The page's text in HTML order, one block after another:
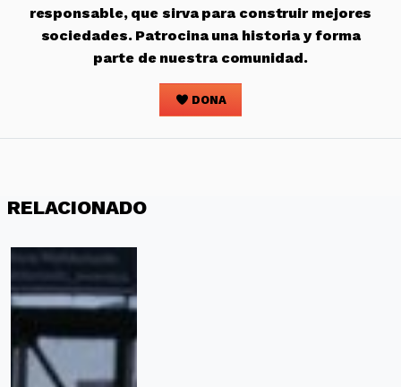
responsable, que sirva para construir mejores
sociedades. Patrocina una historia y forma
parte de nuestra comunidad.
DONA
RELACIONADO